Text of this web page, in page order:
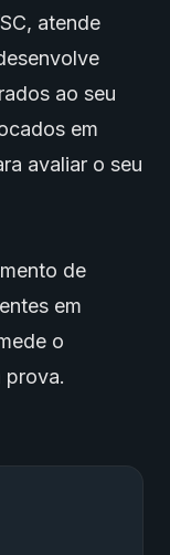
atende
ao seu
em
avaliar o seu
de
em
o
prova.